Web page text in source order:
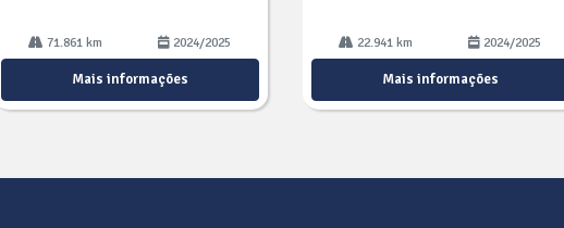
71.861 km 2024/2025
Mais informações
22.941 km 2024/2025
Mais informações